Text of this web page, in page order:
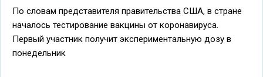
По словам представителя правительства США, в стране
началось тестирование вакцины от коронавируса.
Первый участник получит экспериментальную дозу в
понедельник